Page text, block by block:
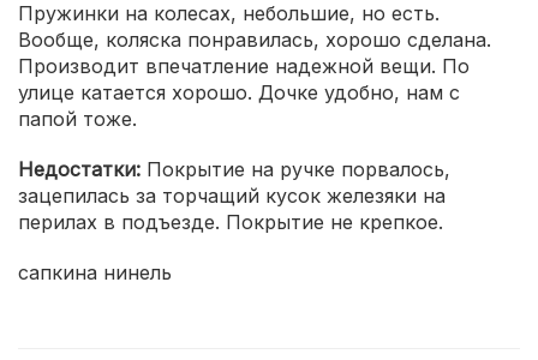
Пружинки на колесах, небольшие, но есть.
Вообще, коляска понравилась, хорошо сделана.
Производит впечатление надежной вещи. По
улице катается хорошо. Дочке удобно, нам с
папой тоже.
Недостатки: Покрытие на ручке порвалось,
зацепилась за торчащий кусок железяки на
перилах в подъезде. Покрытие не крепкое.
сапкина нинель